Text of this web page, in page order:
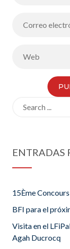
ENTRADAS
15Ème
BFI para el
Visita en el
Agah Ducrocq